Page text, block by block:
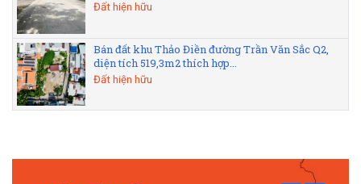
Đất hiện hữu
Bán đất khu Thảo Điền đường Trần Văn Sắc Q2,
diện tích 519,3m2 thích hợp...
Đất hiện hữu